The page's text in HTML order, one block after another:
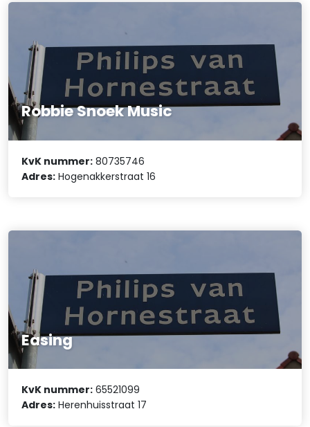
Robbie Snoek Music
KvK nummer: 80735746
Adres: Hogenakkerstraat 16
Easing
KvK nummer: 65521099
Adres: Herenhuisstraat 17